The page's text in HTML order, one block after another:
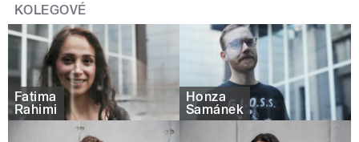
KOLEGOVÉ
Fatima
Rahimi
Honza
Šamánek